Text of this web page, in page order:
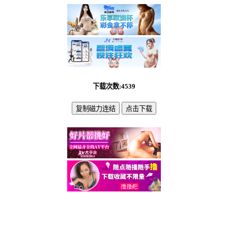
下载次数:4539
复制磁力连结 点击下载